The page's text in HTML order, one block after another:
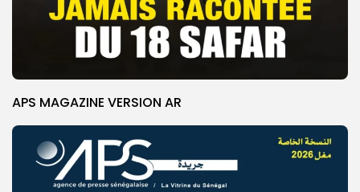
APS MAGAZINE VERSION AR